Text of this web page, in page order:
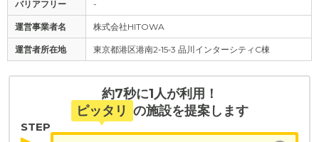
バリアフリー -
運営事業者名 株式会社HITOWA
運営者所在地 東京都港区港南2‐15‐3 品川インターシティC棟
約7秒に1人が利用！
ピッタリ の施設を提案します
STEP